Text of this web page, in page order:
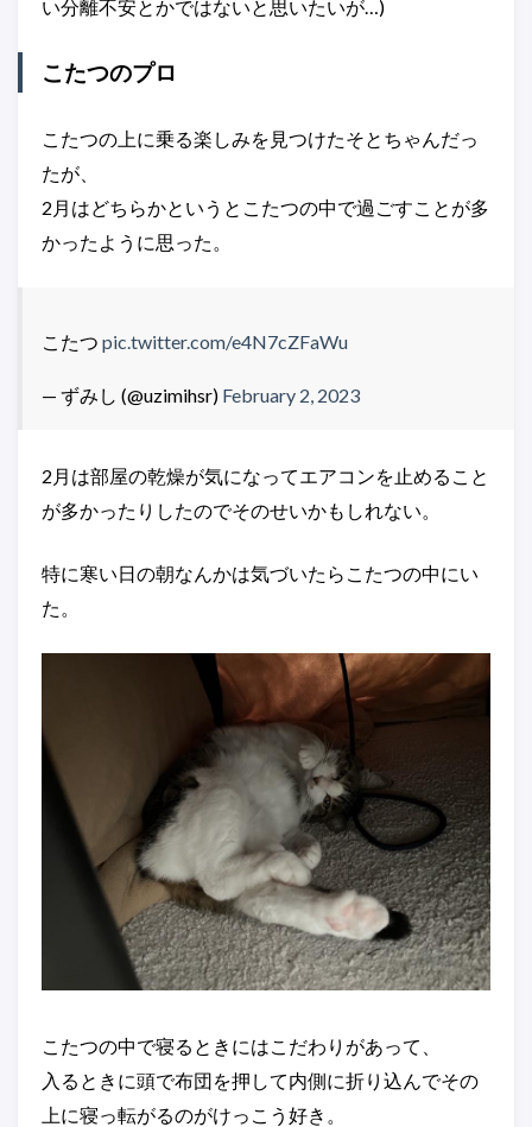
い分離不安とかではないと思いたいが…)
こたつのプロ
こたつの上に乗る楽しみを見つけたそとちゃんだっ
たが、
2月はどちらかというとこたつの中で過ごすことが多
かったように思った。
こたつ pic.twitter.com/e4N7cZFaWu
— ずみし (@uzimihsr) February 2, 2023
2月は部屋の乾燥が気になってエアコンを止めること
が多かったりしたのでそのせいかもしれない。
特に寒い日の朝なんかは気づいたらこたつの中にい
た。
こたつの中で寝るときにはこだわりがあって、
入るときに頭で布団を押して内側に折り込んでその
上に寝っ転がるのがけっこう好き。